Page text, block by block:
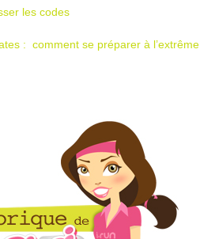
les codes
: comment se préparer à l’extrême